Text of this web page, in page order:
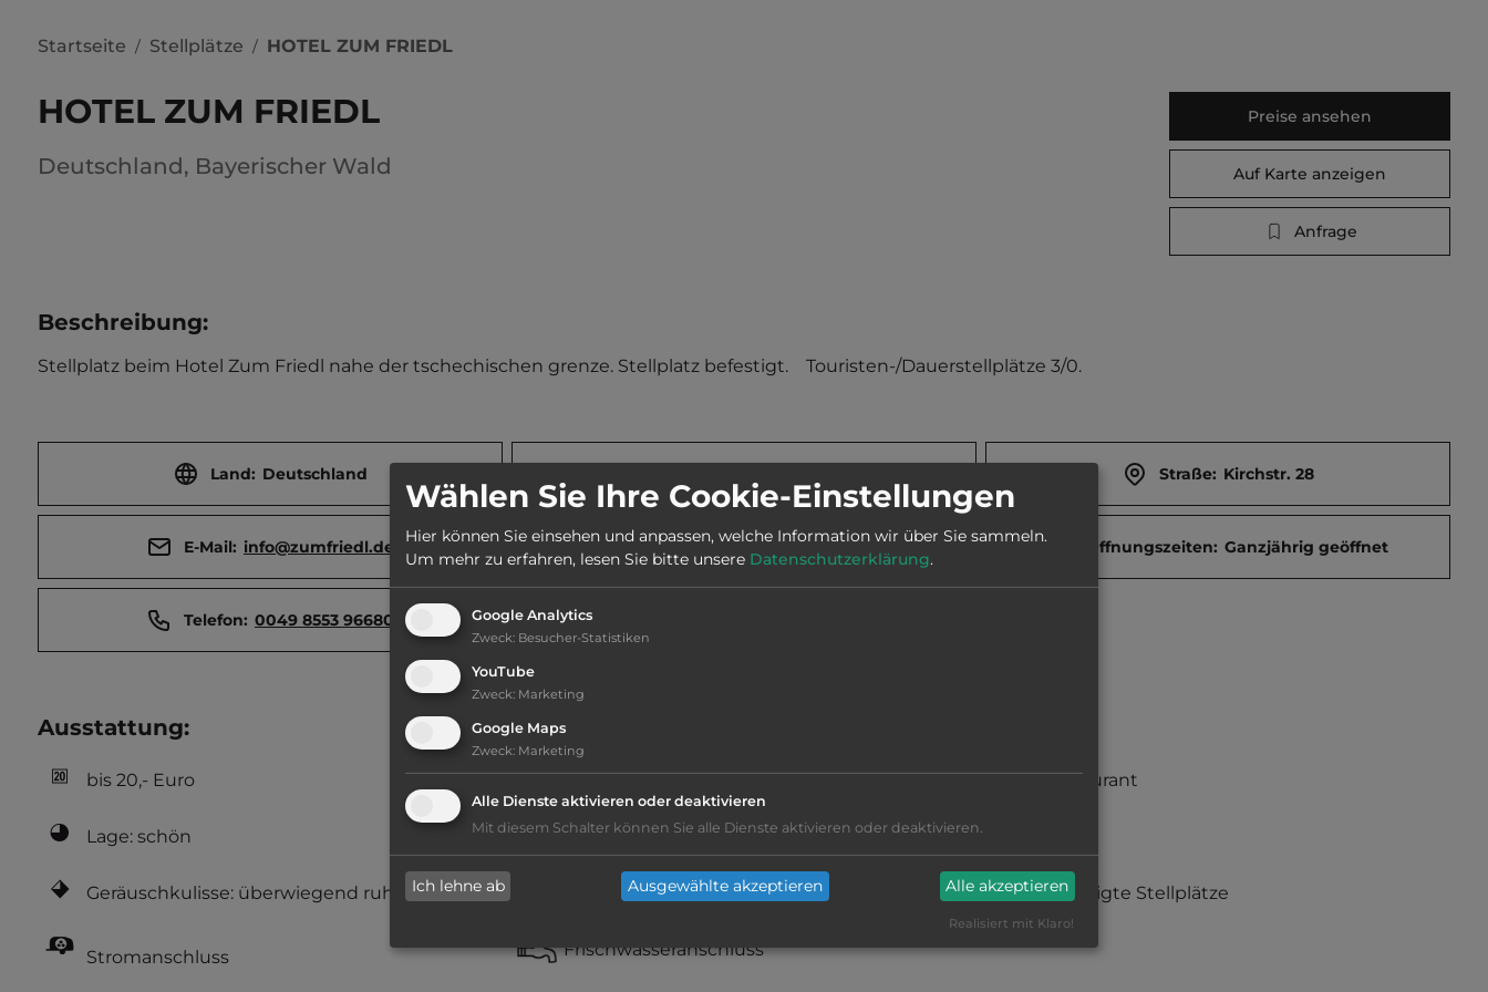
Startseite / Stellplätze / HOTEL ZUM FRIEDL
HOTEL ZUM FRIEDL
Deutschland, Bayerischer Wald
Preise ansehen
Auf Karte anzeigen
Anfrage
Beschreibung:
Stellplatz beim Hotel Zum Friedl nahe der tschechischen grenze. Stellplatz befestigt.    Touristen-/Dauerstellplätze 3/0.
Land: Deutschland Straße: Kirchstr. 28
E-Mail: info@zumfriedl.de Webseite: www.zumfriedl.de Öffnungszeiten: Ganzjährig geöffnet
Telefon: 0049 8553 96680
Ausstattung:
bis 20,- Euro
Lage: schön
Geräuschkulisse: überwiegend ruhig
Stromanschluss
WC
Waschbecken mit Warmwasser
Duschkabinen mit Warmwasser
Frischwasseranschluss
Restaurant
befestigte Stellplätze
Wählen Sie Ihre Cookie-Einstellungen
Hier können Sie einsehen und anpassen, welche Information wir über Sie sammeln.
Um mehr zu erfahren, lesen Sie bitte unsere Datenschutzerklärung.
Google Analytics
Zweck: Besucher-Statistiken
YouTube
Zweck: Marketing
Google Maps
Zweck: Marketing
Alle Dienste aktivieren oder deaktivieren
Mit diesem Schalter können Sie alle Dienste aktivieren oder deaktivieren.
Ich lehne ab Ausgewählte akzeptieren Alle akzeptieren
Realisiert mit Klaro!